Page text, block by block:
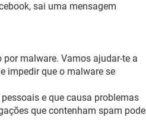
sai uma mensagem
malware. Vamos ajudar-te a
impedir que o malware se
e que causa problemas
que contenham spam pode